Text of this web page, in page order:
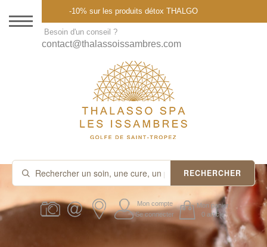
DESTINATION
THALASSO SPA
CURES ET FORFAITS
SOINS À LA CARTE
ABONNEMENTS
PROMOS
-10% sur les produits détox THALGO
Besoin d'un conseil ?
contact@thalassoissambres.com
RECHERCHER
Mon compte
Se connecter
Mon panier
0 article